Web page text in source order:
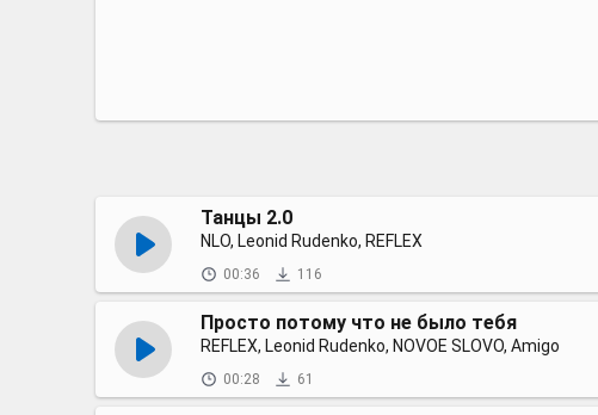
Танцы 2.0
NLO, Leonid Rudenko, REFLEX
00:36 116
Просто потому что не было тебя
REFLEX, Leonid Rudenko, NOVOE SLOVO, Amigo
00:28 61